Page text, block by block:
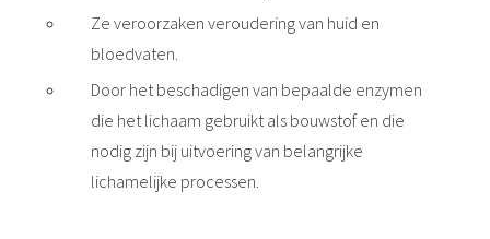
Ze veroorzaken veroudering van huid en
bloedvaten.
Door het beschadigen van bepaalde enzymen
die het lichaam gebruikt als bouwstof en die
nodig zijn bij uitvoering van belangrijke
lichamelijke processen.